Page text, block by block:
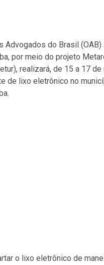
do Brasil
por meio do projeto
realizará, de 15 a 17
de lixo eletrônico no
o lixo eletrônico de